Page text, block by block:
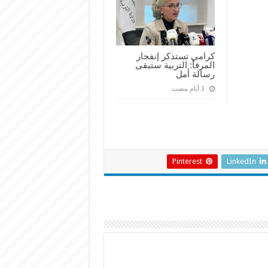
كرامي تستذكر إنفجار
المرفأ: التربية ستبقى
رسالة أمل
LinkedIn
Pinterest